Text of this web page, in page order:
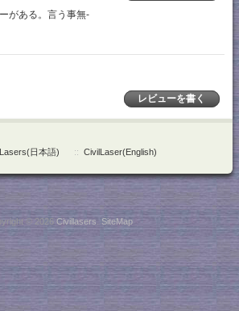
がある。言う事無-
レビューを書く
日本語) :: CivilLaser(English)
© 2026 Civillasers SiteMap